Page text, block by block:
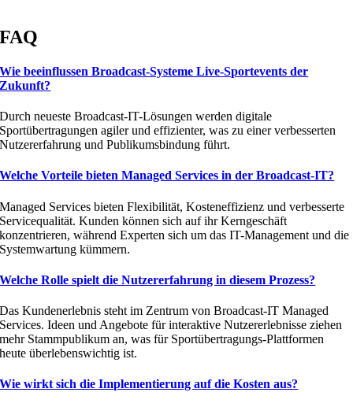
FAQ
Wie beeinflussen Broadcast-Systeme Live-Sportevents der
Zukunft?
Durch neueste Broadcast-IT-Lösungen werden digitale
Sportübertragungen agiler und effizienter, was zu einer verbesserten
Nutzererfahrung und Publikumsbindung führt.
Welche Vorteile bieten Managed Services in der Broadcast-IT?
Managed Services bieten Flexibilität, Kosteneffizienz und verbesserte
Servicequalität. Kunden können sich auf ihr Kerngeschäft
konzentrieren, während Experten sich um das IT-Management und die
Systemwartung kümmern.
Welche Rolle spielt die Nutzererfahrung in diesem Prozess?
Das Kundenerlebnis steht im Zentrum von Broadcast-IT Managed
Services. Ideen und Angebote für interaktive Nutzererlebnisse ziehen
mehr Stammpublikum an, was für Sportübertragungs-Plattformen
heute überlebenswichtig ist.
Wie wirkt sich die Implementierung auf die Kosten aus?